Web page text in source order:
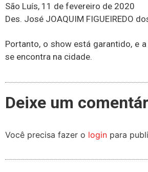
São Luís, 11 de fevereiro de 2020
Des. José JOAQUIM FIGUEIREDO
Portanto, o show está garantido, e
se encontra na cidade.
Deixe um
Você precisa fazer o login para